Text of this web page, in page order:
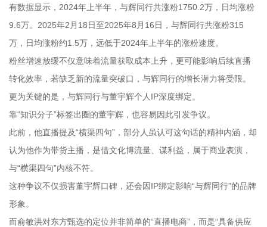
有数据显示，2024年上半年，与辉同行共涨粉1750.2万，日均涨粉
9.6万。2025年2月18日至2025年8月16日，与辉同行共涨粉315
万，日均涨粉约1.5万，远低于2024年上半年的涨粉速度。
粉丝增速放缓不仅意味着流量获取成本上升，更可能影响后续直播
转化效率，若缺乏新的流量突破口，与辉同行的增长潜力将受限。
更为关键的是，与辉同行与董宇辉个人IP深度绑定。
靠“知识分子”标签出圈的董宇辉，也容易因此引发争议。
此前，他直播提及“横渠四句”，部分人虽认可这句话的精神内涵，却
认为他作为带货主播，是借文化博流量、谋利益，属于商业表演，
与“横渠四句”内核不符。
这种争议不仅损害董宇辉口碑，还会因IP绑定影响“与辉同行”的品牌
形象。
而俞敏洪对东方甄选的定位并非简单的“直播电商”，而是“具备供应